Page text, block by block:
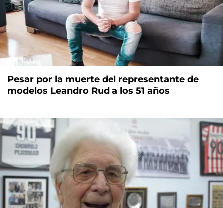
Pesar por la muerte del representante de
modelos Leandro Rud a los 51 años